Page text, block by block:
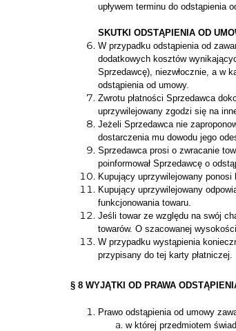
upływem terminu do odstąpienia
SKUTKI ODSTĄPIENIA OD
W przypadku odstąpienia od
dodatkowych kosztów
Sprzedawcę), niezwłocznie, a w
odstąpienia od umowy.
Zwrotu płatności Sprzedawca
uprzywilejowany zgodzi się na
Jeżeli Sprzedawca nie
dostarczenia mu dowodu jego
Sprzedawca prosi o zwracanie
poinformował Sprzedawcę o
Kupujący uprzywilejowany
Kupujący uprzywilejowany
funkcjonowania towaru.
Jeśli towar ze względu na swój
towarów. O szacowanej
W przypadku wystąpienia
przypisany do tej karty płatniczej.
§ 8 WYJĄTKI OD PRAWA
Prawo odstąpienia od umowy
w której przedmiotem